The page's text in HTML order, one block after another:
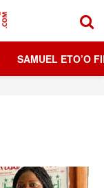
SAMUEL ETO’O